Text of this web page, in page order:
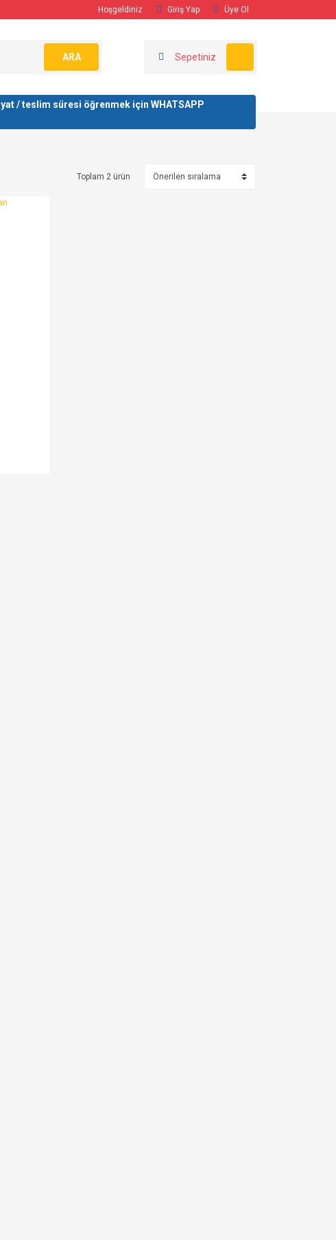
Hoşgeldiniz Giriş Yap Üye Ol
ARA Sepetiniz
/ teslim süresi öğrenmek için WHATSAPP
Toplam 2 ürün